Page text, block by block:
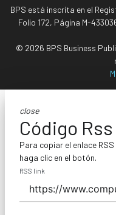
BPS está inscrita en el
Folio 172, Página M-
© 2026 BPS Business
close
Código Rss
Para copiar el enlace
haga clic en el botón.
RSS link